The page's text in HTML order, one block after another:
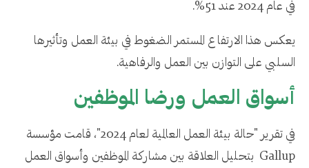
في عام 2024 عند 51%.
يعكس هذا الارتفاع المستمر الضغوط في بيئة العمل وتأثيرها
السلبي على التوازن بين العمل والرفاهية.
أسواق العمل ورضا الموظفين
في تقرير "حالة بيئة العمل العالمية لعام 2024"، قامت مؤسسة
Gallup بتحليل العلاقة بين مشاركة الموظفين وأسواق العمل